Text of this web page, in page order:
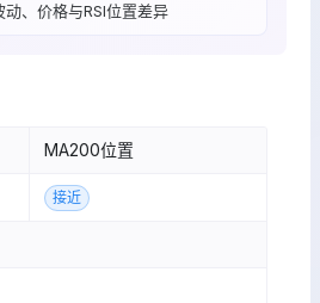
、价格与RSI位置差异
MA200位置
接近